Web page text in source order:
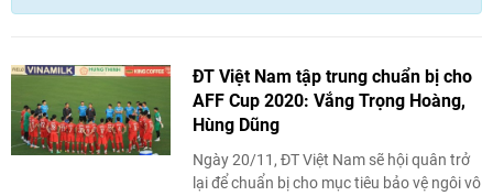
ĐT Việt Nam tập trung chuẩn bị cho
AFF Cup 2020: Vắng Trọng Hoàng,
Hùng Dũng
Ngày 20/11, ĐT Việt Nam sẽ hội quân trở
lại để chuẩn bị cho mục tiêu bảo vệ ngôi vô